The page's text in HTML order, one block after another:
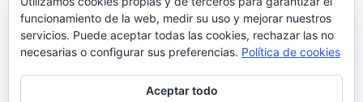
Centro Cívico Tío Jorge. Se trata…
funcionamiento de la web, medir su uso y mejorar nuestros
servicios. Puede aceptar todas las cookies, rechazar las no
necesarias o configurar sus preferencias. Política de cookies
Aceptar todo